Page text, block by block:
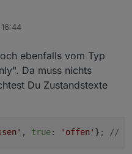
10,
: "",
"",
ebenfalls vom Typ
Da muss nichts
Du Zustandstexte
, true: 'offen' } ; //